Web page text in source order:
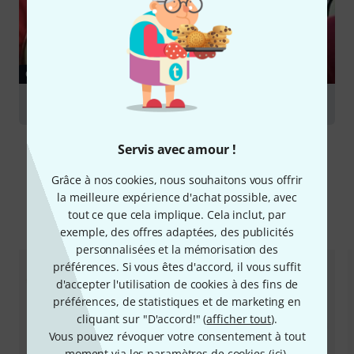
Servis avec amour !
Grâce à nos cookies, nous souhaitons vous offrir
la meilleure expérience d'achat possible, avec
tout ce que cela implique. Cela inclut, par
exemple, des offres adaptées, des publicités
personnalisées et la mémorisation des
préférences. Si vous êtes d'accord, il vous suffit
d'accepter l'utilisation de cookies à des fins de
préférences, de statistiques et de marketing en
cliquant sur "D'accord!" (afficher tout).
Vous pouvez révoquer votre consentement à tout
GUIDES
Comparez les alternatives